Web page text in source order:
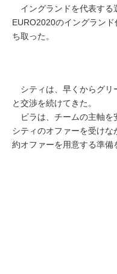
イングランドを代表する
EURO2020のイングラン
ち取った。
シティは、早くからグリ
と交渉を続けてきた。
ビラは、チームの主軸を
シティのオファーを受け
約オファーを用意する準備